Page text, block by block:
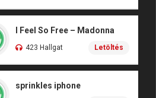
I Feel So Free – Madonna
423 Hallgat Letöltés
sprinkles iphone